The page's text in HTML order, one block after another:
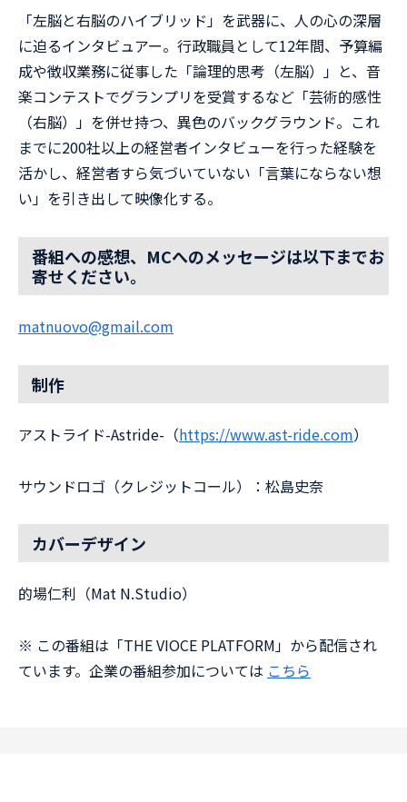
「左脳と右脳のハイブリッド」を武器に、人の心の深層
に迫るインタビュアー。行政職員として12年間、予算編
成や徴収業務に従事した「論理的思考（左脳）」と、音
楽コンテストでグランプリを受賞するなど「芸術的感性
（右脳）」を併せ持つ、異色のバックグラウンド。これ
までに200社以上の経営者インタビューを行った経験を
活かし、経営者すら気づいていない「言葉にならない想
い」を引き出して映像化する。
番組への感想、MCへのメッセージは以下までお
寄せください。
⁠matnuovo@gmail.com
制作
アストライド-Astride-（⁠https://www.ast-ride.com⁠）
サウンドロゴ（クレジットコール）：松島史奈
カバーデザイン
的場仁利（Mat N.Studio）
※ この番組は「THE VIOCE PLATFORM」から配信され
ています。企業の番組参加については こちら